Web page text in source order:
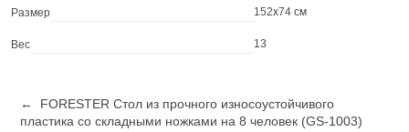
Размер 152х74 см
Вес 13
← FORESTER Стол из прочного износоустойчивого
пластика со складными ножками на 8 человек (GS-1003)